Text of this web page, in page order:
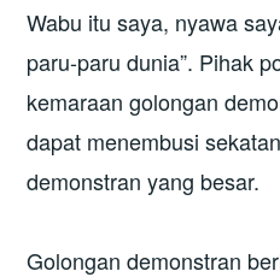
Wabu itu saya, nyawa
paru-paru dunia”. Pihak
kemaraan golongan
dapat menembusi
demonstran yang besar.
Golongan demonstran